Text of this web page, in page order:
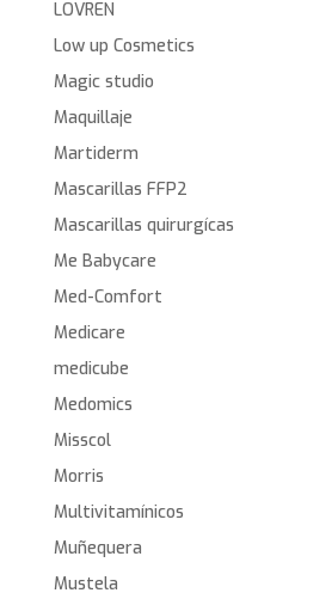
LOVREN
Low up Cosmetics
Magic studio
Maquillaje
Martiderm
Mascarillas FFP2
Mascarillas quirurgícas
Me Babycare
Med-Comfort
Medicare
medicube
Medomics
Misscol
Morris
Multivitamínicos
Muñequera
Mustela